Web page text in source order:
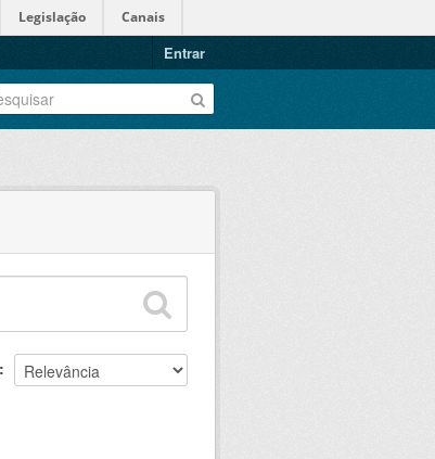
Legislação Canais
Entrar